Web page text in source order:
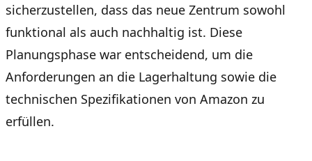
sicherzustellen, dass das neue Zentrum sowohl
funktional als auch nachhaltig ist. Diese
Planungsphase war entscheidend, um die
Anforderungen an die Lagerhaltung sowie die
technischen Spezifikationen von Amazon zu
erfüllen.